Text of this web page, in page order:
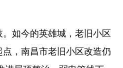
如今的英雄城，老旧小区
，南昌市老旧小区改造仍